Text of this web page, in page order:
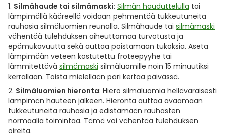
Silmähaude tai silmämaski: Silmän hauduttelulla tai
lämpimällä kääreellä voidaan pehmentää tukkeutuneita
rauhasia silmäluomien reunalla. Silmähaude tai silmämaski
vähentää tulehduksen aiheuttamaa turvotusta ja
epämukavuutta sekä auttaa poistamaan tukoksia. Aseta
lämpimään veteen kostutettu froteepyyhe tai
lämmitettävä silmämaski silmäluomille noin 15 minuutiksi
kerrallaan. Toista mielellään pari kertaa päivässä.
Silmäluomien hieronta: Hiero silmäluomia hellävaraisesti
lämpimän hauteen jälkeen. Hieronta auttaa avaamaan
tukkeutuneita rauhasia ja edistämään rauhasten
normaalia toimintaa. Tämä voi vähentää tulehduksen
oireita.